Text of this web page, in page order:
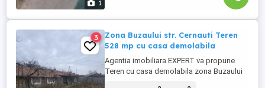
1
3
Zona Buzaului str. Cernauti Teren
528 mp cu casa demolabila
Agentia imobiliara EXPERT va propune
Teren cu casa demolabila zona Buzaului